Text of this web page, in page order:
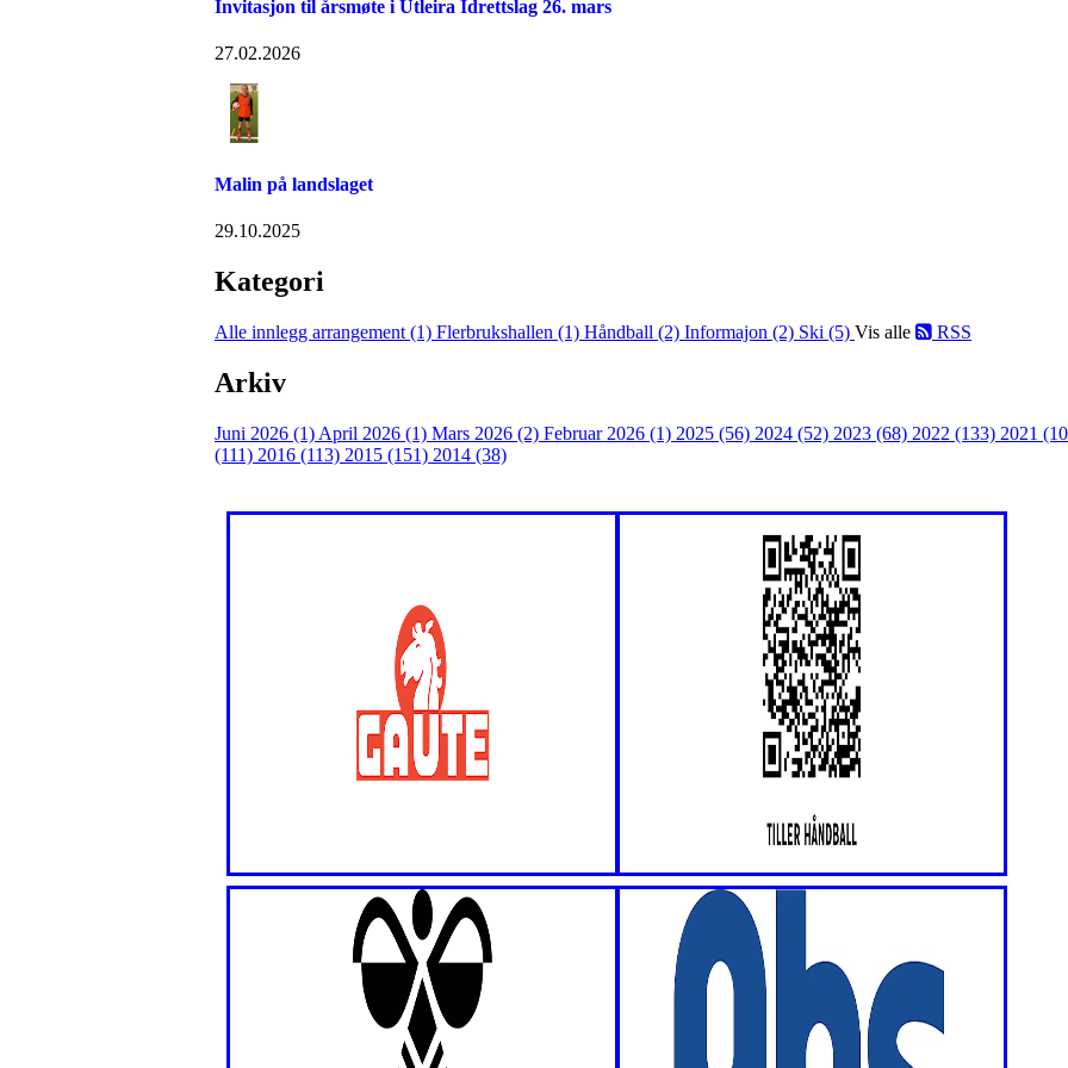
Invitasjon til årsmøte i Utleira Idrettslag 26. mars
27.02.2026
Malin på landslaget
29.10.2025
Kategori
Alle innlegg arrangement (1) Flerbrukshallen (1) Håndball (2) Informajon (2) Ski (5) Vis alle RSS
Arkiv
Juni 2026 (1) April 2026 (1) Mars 2026 (2) Februar 2026 (1) 2025 (56) 2024 (52) 2023 (68) 2022 (133) 2021
(111) 2016 (113) 2015 (151) 2014 (38)